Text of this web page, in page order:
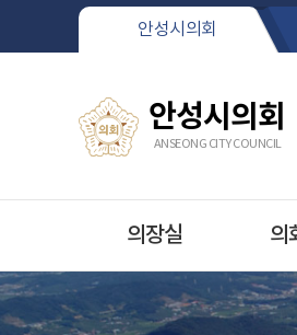
본문바로가기
안성시의회
안성시의회
ANSEONG CITY COUNCIL
의장실 의